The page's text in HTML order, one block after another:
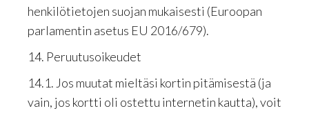
henkilötietojen suojan mukaisesti (Euroopan
parlamentin asetus EU 2016/679).
14. Peruutusoikeudet
14.1. Jos muutat mieltäsi kortin pitämisestä (ja
vain, jos kortti oli ostettu internetin kautta), voit